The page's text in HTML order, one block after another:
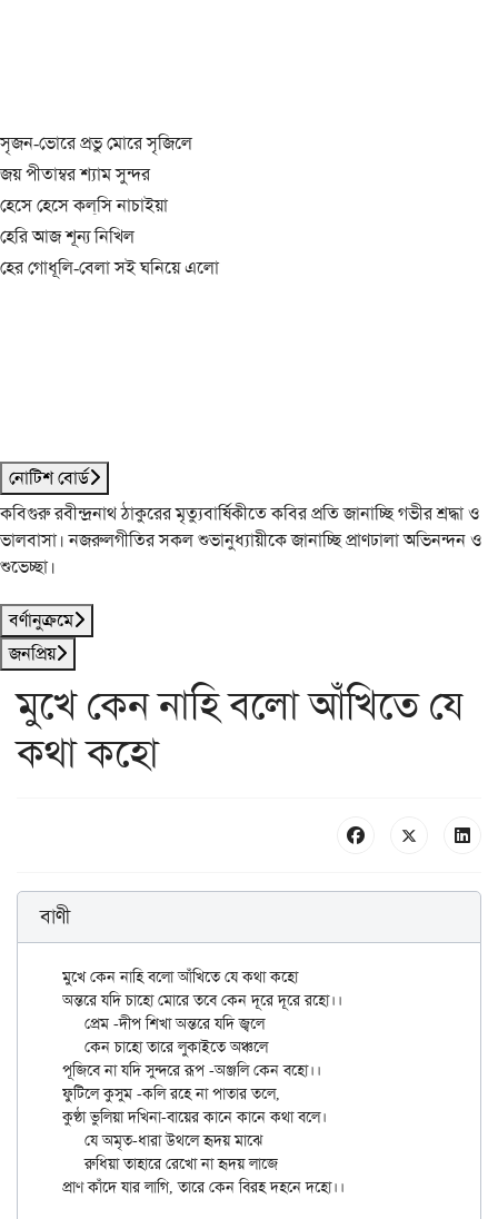
সৃজন-ভোরে প্রভু মোরে সৃজিলে
জয় পীতাম্বর শ্যাম সুন্দর
হেসে হেসে কল্‌সি নাচাইয়া
হেরি আজ শূন্য নিখিল
হের গোধূলি-বেলা সই ঘনিয়ে এলো
নোটিশ বোর্ড
কবিগুরু রবীন্দ্রনাথ ঠাকুরের মৃত্যুবার্ষিকীতে কবির প্রতি জানাচ্ছি গভীর শ্রদ্ধা ও
ভালবাসা। নজরুলগীতির সকল শুভানুধ্যায়ীকে জানাচ্ছি প্রাণঢালা অভিনন্দন ও
শুভেচ্ছা।
বর্ণানুক্রমে
জনপ্রিয়
মুখে কেন নাহি বলো আঁখিতে যে
কথা কহো
বাণী
মুখে কেন নাহি বলো আঁখিতে যে কথা কহো
অন্তরে যদি চাহো মোরে তবে কেন দূরে দূরে রহো।।
     প্রেম -দীপ শিখা অন্তরে যদি জ্বলে
     কেন চাহো তারে লুকাইতে অঞ্চলে
পূজিবে না যদি সুন্দরে রূপ -অঞ্জলি কেন বহো।।
ফুটিলে কুসুম -কলি রহে না পাতার তলে,
কুণ্ঠা ভুলিয়া দখিনা-বায়ের কানে কানে কথা বলে।
     যে অমৃত-ধারা উথলে হৃদয় মাঝে
     রুধিয়া তাহারে রেখো না হৃদয় লাজে